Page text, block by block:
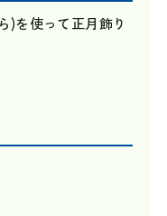
)を使って正月飾り